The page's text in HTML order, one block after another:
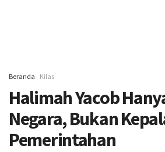
Beranda Kilas
Halimah Yacob
Negara, Bukan
Pemerintahan